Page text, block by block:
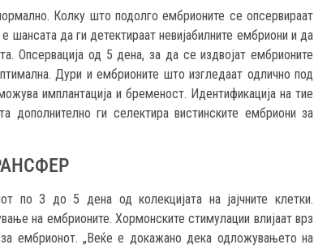
Колку што подолго ембрионите се опсервираат
шансата да ги детектираат невијабилните ембриони и да
Опсервација од 5 дена, за да се издвојат ембрионите
Дури и ембрионите што изгледаат одлично под
имплантација и бременост. Идентификација на тие
дополнително ги селектира вистинските ембриони за
по 3 до 5 дена од колекцијата на јајчните клетки.
на ембрионите. Хoрмонските стимулации влијаат врз
ембрионот. „Веќе е докажано дека одложувањето на